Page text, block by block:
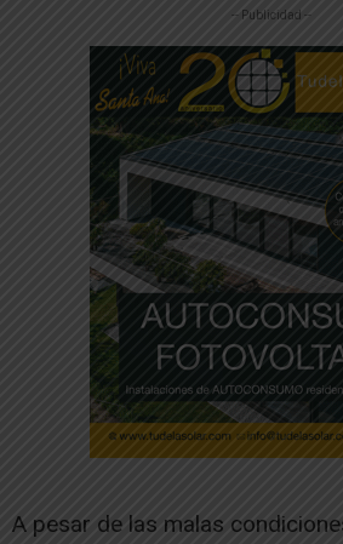
-- Publicidad --
A pesar de las malas